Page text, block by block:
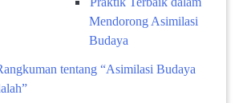
Mendorong Asimilasi
Budaya
tentang “Asimilasi Budaya